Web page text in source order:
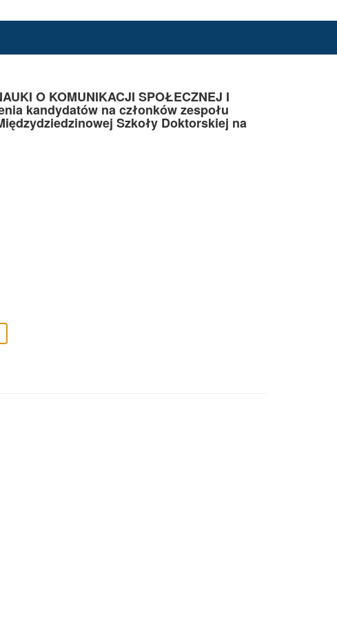
O KOMUNIKACJI SPOŁECZNEJ I
kandydatów na członków zespołu
Szkoły Doktorskiej na